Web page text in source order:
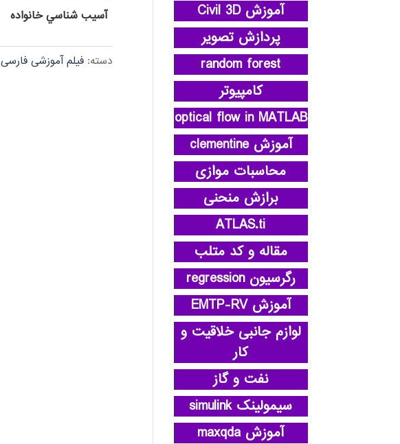
آسيب شناسي خانواده
دسته: فیلم آموزشی فارسی
آموزش Civil 3D
پردازش تصویر
random forest
کامپیوتر
optical flow in MATLAB
آموزش clementine
محاسبات موازی
برازش منحنی
ATLAS.ti
مقاله و کد متلب
رگرسیون regression
آموزش EMTP-RV
لوازم جانبی خلاقیت و
کار
نفت و گاز
سیمولینک simulink
آموزش maxqda